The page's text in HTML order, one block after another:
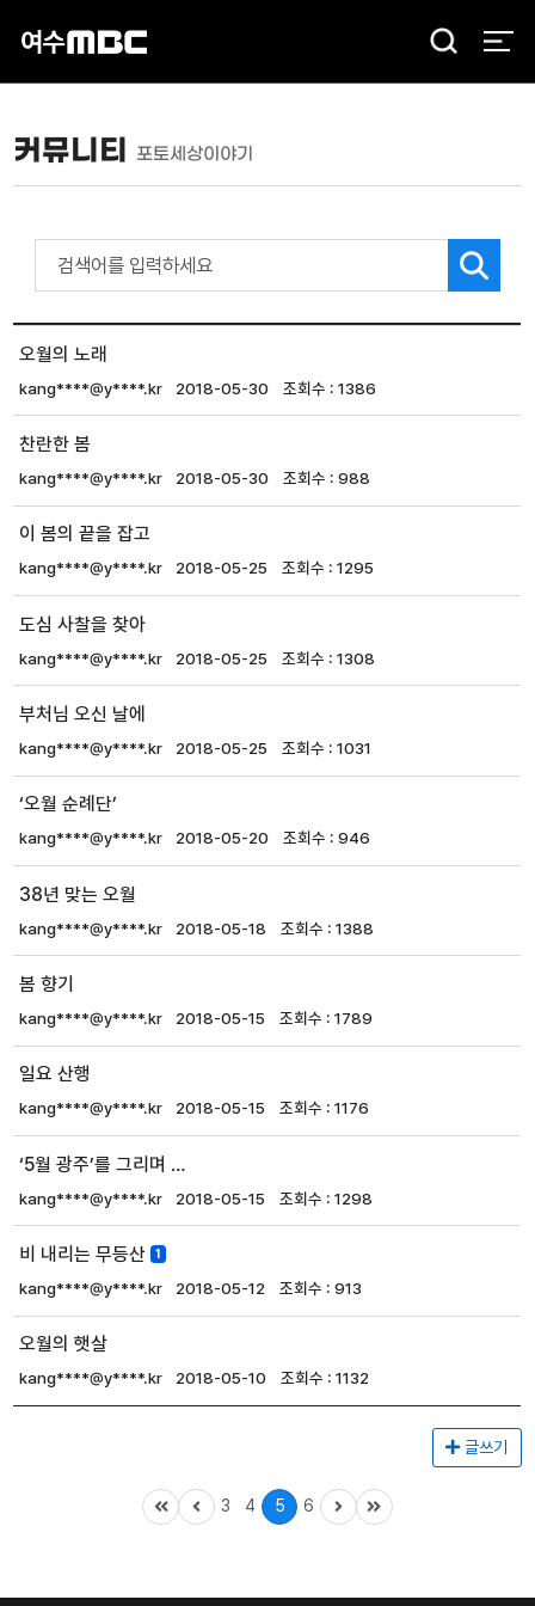
검
커뮤니티 포토세상이야기
오월의 노래
kang****@y****.kr 2018-05-30 1386
찬란한 봄
kang****@y****.kr 2018-05-30 988
이 봄의 끝을 잡고
kang****@y****.kr 2018-05-25 1295
도심 사찰을 찾아
kang****@y****.kr 2018-05-25 1308
부처님 오신 날에
kang****@y****.kr 2018-05-25 1031
‘오월 순례단’
kang****@y****.kr 2018-05-20 946
38년 맞는 오월
kang****@y****.kr 2018-05-18 1388
봄 향기
kang****@y****.kr 2018-05-15 1789
일요 산행
kang****@y****.kr 2018-05-15 1176
‘5월 광주’를 그리며 …
kang****@y****.kr 2018-05-15 1298
비 내리는 무등산 1
kang****@y****.kr 2018-05-12 913
오월의 햇살
kang****@y****.kr 2018-05-10 1132
글쓰기
3 4 5 6